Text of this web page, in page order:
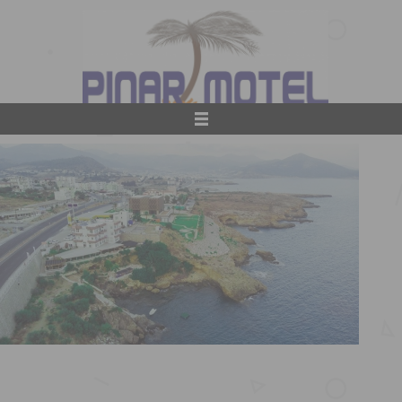
Kurumsal
Tanıtım
Odalarımız